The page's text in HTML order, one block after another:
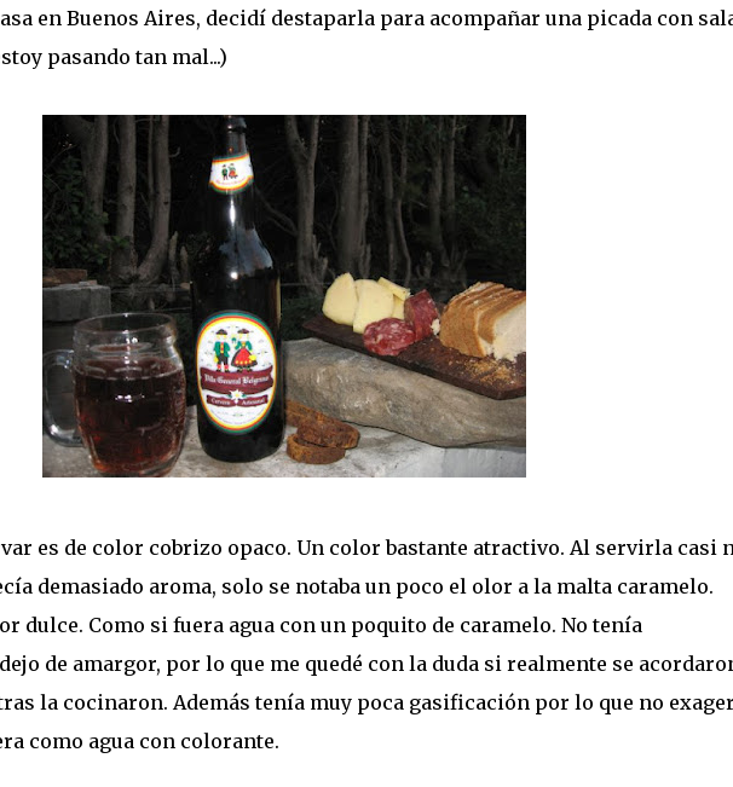
en Buenos Aires, decidí destaparla para acompañar una picada con
pasando tan mal...)
es de color cobrizo opaco. Un color bastante atractivo. Al servirla casi
demasiado aroma, solo se notaba un poco el olor a la malta caramelo.
dulce. Como si fuera agua con un poquito de caramelo. No tenía
de amargor, por lo que me quedé con la duda si realmente se
la cocinaron. Además tenía muy poca gasificación por lo que no
como agua con colorante.